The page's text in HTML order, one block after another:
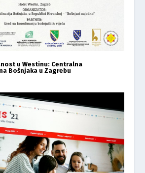
u Westinu: Centralna
Bošnjaka u Zagrebu